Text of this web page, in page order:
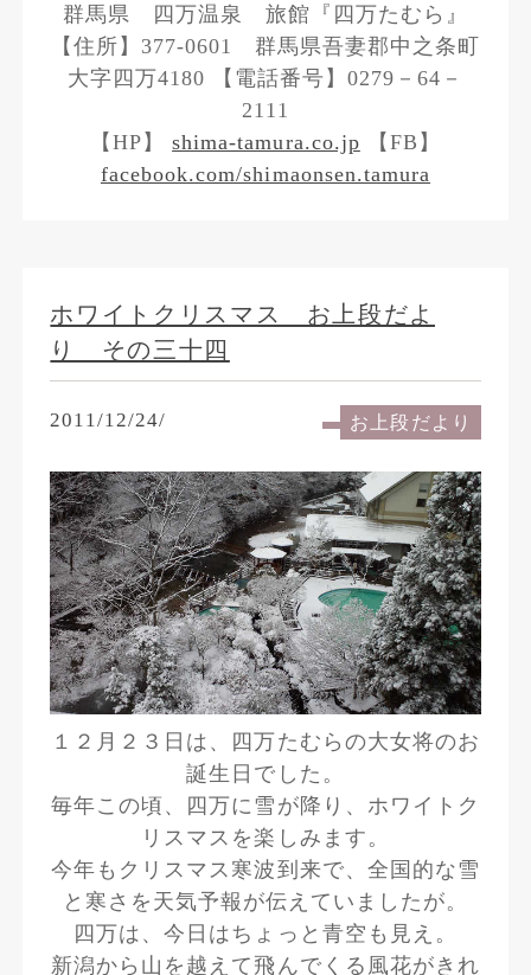
群馬県 四万温泉 旅館『四万たむら』
【住所】377-0601 群馬県吾妻郡中之条町
大字四万4180 【電話番号】0279－64－
2111
【HP】shima-tamura.co.jp 【FB】
facebook.com/shimaonsen.tamura
ホワイトクリスマス お上段だよ
り その三十四
2011/12/24/ お上段だより
１２月２３日は、四万たむらの大女将のお
誕生日でした。
毎年この頃、四万に雪が降り、ホワイトク
リスマスを楽しみます。
今年もクリスマス寒波到来で、全国的な雪
と寒さを天気予報が伝えていましたが。
四万は、今日はちょっと青空も見え。
新潟から山を越えて飛んでくる風花がきれ